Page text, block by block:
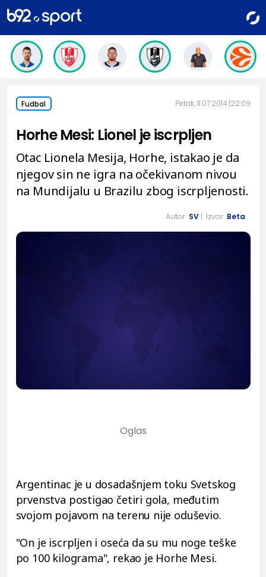
Fudbal Petak, 11.07.2014. 22:09
Horhe Mesi: Lionel je iscrpljen
Otac Lionela Mesija, Horhe, istakao je da
njegov sin ne igra na očekivanom nivou
na Mundijalu u Brazilu zbog iscrpljenosti.
Autor: SV| Izvor: Beta
Argentinac je u dosadašnjem toku Svetskog
prvenstva postigao četiri gola, međutim
svojom pojavom na terenu nije oduševio.
"On je iscrpljen i oseća da su mu noge teške
po 100 kilograma", rekao je Horhe Mesi.